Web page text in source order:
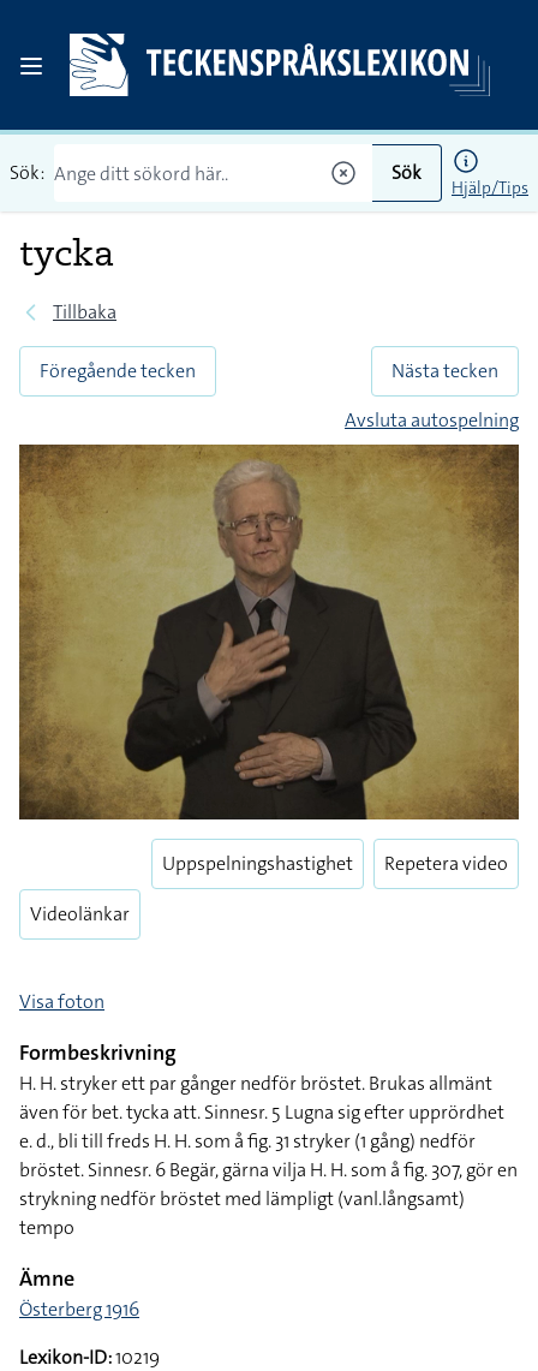
Sök: Sök
Hjälp/Tips
tycka
Tillbaka
Föregående tecken
Nästa tecken
Avsluta autospelning
Videolänkar
Uppspelningshastighet Repetera video
Visa foton
Formbeskrivning
H. H. stryker ett par gånger nedför bröstet. Brukas allmänt
även för bet. tycka att. Sinnesr. 5 Lugna sig efter upprördhet
e. d., bli till freds H. H. som å fig. 31 stryker (1 gång) nedför
bröstet. Sinnesr. 6 Begär, gärna vilja H. H. som å fig. 307, gör en
strykning nedför bröstet med lämpligt (vanl.långsamt)
tempo
Ämne
Österberg 1916
Lexikon-ID:10219